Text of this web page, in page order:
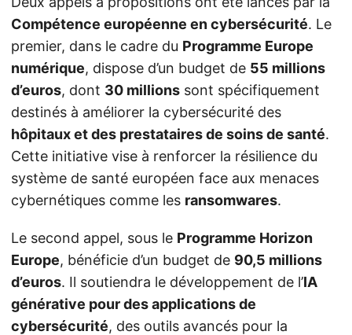
Compétence européenne en cybersécurité. Le
premier, dans le cadre du Programme Europe
numérique, dispose d’un budget de 55 millions
d’euros, dont 30 millions sont spécifiquement
destinés à améliorer la cybersécurité des
hôpitaux et des prestataires de soins de santé.
Cette initiative vise à renforcer la résilience du
système de santé européen face aux menaces
cybernétiques comme les ransomwares.
Le second appel, sous le Programme Horizon
Europe, bénéficie d’un budget de 90,5 millions
d’euros. Il soutiendra le développement de l’IA
générative pour des applications de
cybersécurité, des outils avancés pour la